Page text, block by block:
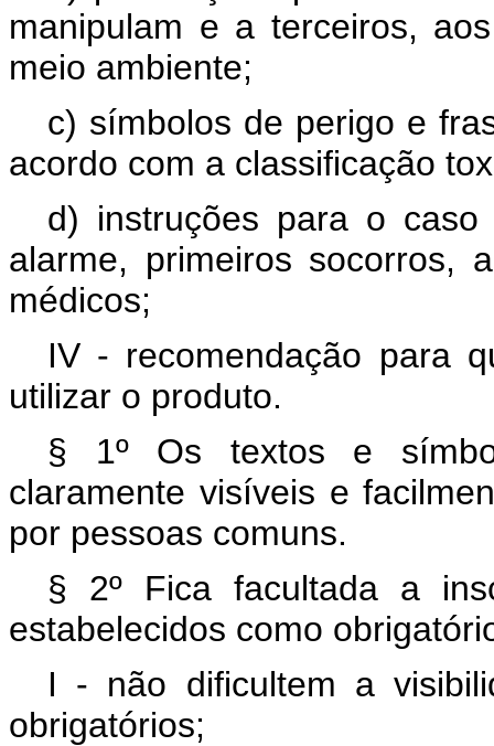
manipulam e a terceiros,
meio ambiente;
c) símbolos de perigo e
acordo com a classificação
d) instruções para o caso
alarme, primeiros socorros,
médicos;
IV - recomendação para
utilizar o produto.
§ 1º Os textos e
claramente visíveis e
por pessoas comuns.
§ 2º Fica facultada a
estabelecidos como
I - não dificultem a
obrigatórios;